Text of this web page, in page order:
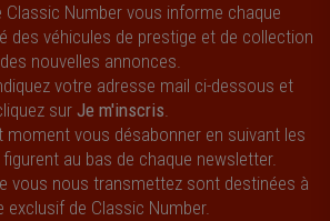
Classic Number vous informe chaque
des véhicules de prestige et de collection
nouvelles annonces.
votre adresse mail ci-dessous et
sur Je m'inscris.
vous désabonner en suivant les
au bas de chaque newsletter.
vous nous transmettez sont destinées à
exclusif de Classic Number.